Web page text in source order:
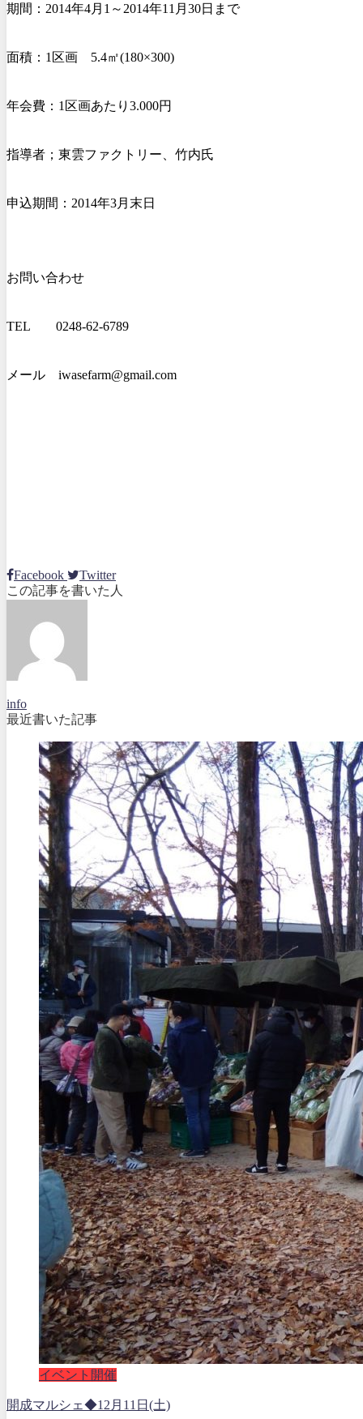
期間：2014年4月1～2014年11月30日まで
面積：1区画 5.4㎡(180×300)
年会費：1区画あたり3.000円
指導者；東雲ファクトリー、竹内氏
申込期間：2014年3月末日
お問い合わせ
TEL 0248-62-6789
メール iwasefarm@gmail.com
Facebook
Twitter
この記事を書いた人
info
最近書いた記事
イベント開催
開成マルシェ◆12月11日(土)